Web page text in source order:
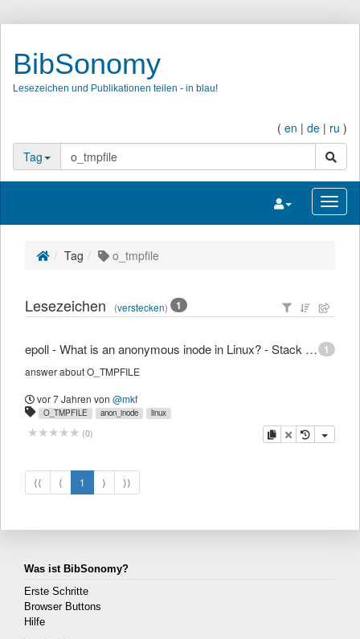
BibSonomy
Lesezeichen und Publikationen teilen - in blau!
( en | de | ru )
Tag
Suche
Navigation
Tag o_tmpfile
Lesezeichen (verstecken) 1
1
epoll - What is an anonymous inode in Linux? - Stack Overflow
answer about O_TMPFILE
vor 7 Jahren von @mkf
O_TMPFILE anon_inode linux
(0) Kopieren
Löschen
⟨⟨ ⟨ 1 ⟩ ⟩⟩
Was ist BibSonomy?
Erste Schritte
Browser Buttons
Hilfe